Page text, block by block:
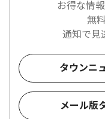
お得な情
無
通知で見
タウンニ
メール版